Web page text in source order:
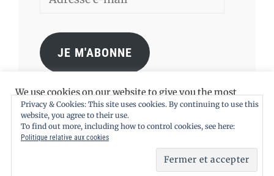
mail
JE M'ABONNE
Copyright © 2026
Catch Themes
We use cookies on our website to give you the most
relevant experience by remembering your preferences
and repeat visits. By clicking “Accept All”, you consent to
the use of ALL the cookies. However, you may visit
"Cookie Settings" to provide a controlled consent.
Privacy & Cookies: This site uses cookies. By continuing to use this
website, you agree to their use.
To find out more, including how to control cookies, see here:
Politique relative aux cookies